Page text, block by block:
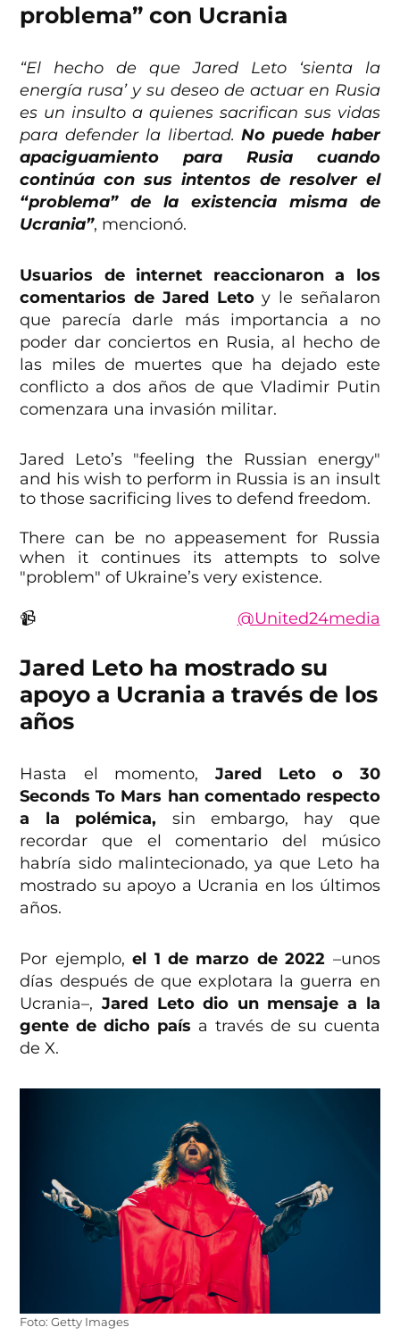
problema” con Ucrania
“El hecho de que Jared Leto ‘sienta la
energía rusa’ y su deseo de actuar en Rusia
es un insulto a quienes sacrifican sus vidas
para defender la libertad.No puede haber
apaciguamiento para Rusia cuando
continúa con sus intentos de resolver el
“problema” de la existencia misma de
Ucrania”, mencionó.
Usuarios de internet reaccionaron a los
comentarios de Jared Letoy le señalaron
que parecía darle más importancia a no
poder dar conciertos en Rusia, al hecho de
las miles de muertes que ha dejado este
conflicto a dos años de que Vladimir Putin
comenzara una invasión militar.
Jared Leto’s "feeling the Russian energy"
and his wish to perform in Russia is an insult
to those sacrificing lives to defend freedom.
There can be no appeasement for Russia
when it continues its attempts to solve
"problem" of Ukraine’s very existence.
📹 @United24media
— MFA of Ukraine 🇺🇦 (@MFA_Ukraine)
October 13, 2024
Jared Leto ha mostrado su
apoyo a Ucrania a través de los
años
Hasta el momento, Jared Leto o 30
Seconds To Mars han comentado respecto
a la polémica, sin embargo, hay que
recordar que el comentario del músico
habría sido malintecionado, ya que Leto ha
mostrado su apoyo a Ucrania en los últimos
años.
Por ejemplo,el 1 de marzo de 2022 –unos
días después de que explotara la guerra en
Ucrania–,Jared Leto dio un mensaje a la
gente de dicho país a través de su cuenta
de X.
Foto: Getty Images